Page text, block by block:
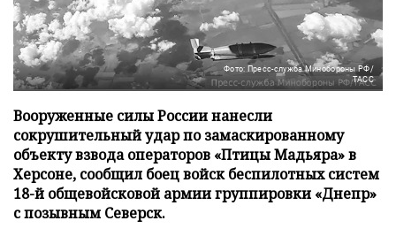
Фото: Пресс-служба Минобороны РФ/
ТАСС
Вооруженные силы России нанесли
сокрушительный удар по замаскированному
объекту взвода операторов «Птицы Мадьяра» в
Херсоне, сообщил боец войск беспилотных систем
18-й общевойсковой армии группировки «Днепр»
с позывным Северск.